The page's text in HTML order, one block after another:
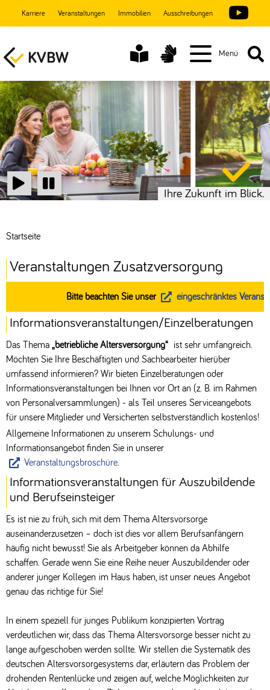
Karriere Veranstaltungen Immobilien Ausschreibungen
Menü
Start Stop Ihre Zukunft im Blick.
Startseite
Veranstaltungen Zusatzversorgung
Bitte beachten Sie unser eingeschränktes
Informationsveranstaltungen/Einzelberatungen
Das Thema „betriebliche Altersversorgung“ ist sehr umfangreich.
Möchten Sie Ihre Beschäftigten und Sachbearbeiter hierüber
umfassend informieren? Wir bieten Einzelberatungen oder
Informationsveranstaltungen bei Ihnen vor Ort an (z. B. im Rahmen
von Personalversammlungen) - als Teil unseres Serviceangebots
für unsere Mitglieder und Versicherten selbstverständlich kostenlos!
Allgemeine Informationen zu unserem Schulungs- und
Informationsangebot finden Sie in unserer
Veranstaltungsbroschüre
Informationsveranstaltungen für Auszubildende
und Berufseinsteiger
Es ist nie zu früh, sich mit dem Thema Altersvorsorge
auseinanderzusetzen – doch ist dies vor allem Berufsanfängern
häufig nicht bewusst! Sie als Arbeitgeber können da Abhilfe
schaffen. Gerade wenn Sie eine Reihe neuer Auszubildender oder
anderer junger Kollegen im Haus haben, ist unser neues Angebot
genau das richtige für Sie!
In einem speziell für junges Publikum konzipierten Vortrag
verdeutlichen wir, dass das Thema Altersvorsorge besser nicht zu
lange aufgeschoben werden sollte. Wir stellen die Systematik des
deutschen Altersvorsorgesystems dar, erläutern das Problem der
drohenden Rentenlücke und zeigen auf, welche Möglichkeiten zur